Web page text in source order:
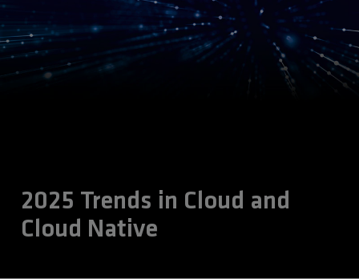
2025 Trends in Cloud and
Cloud Native